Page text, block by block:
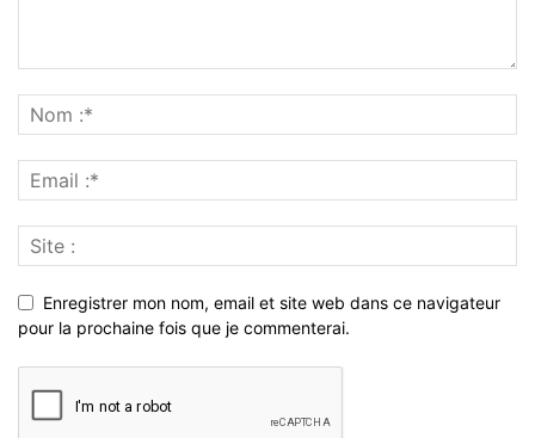
Enregistrer mon nom, email et site web dans ce navigateur
pour la prochaine fois que je commenterai.